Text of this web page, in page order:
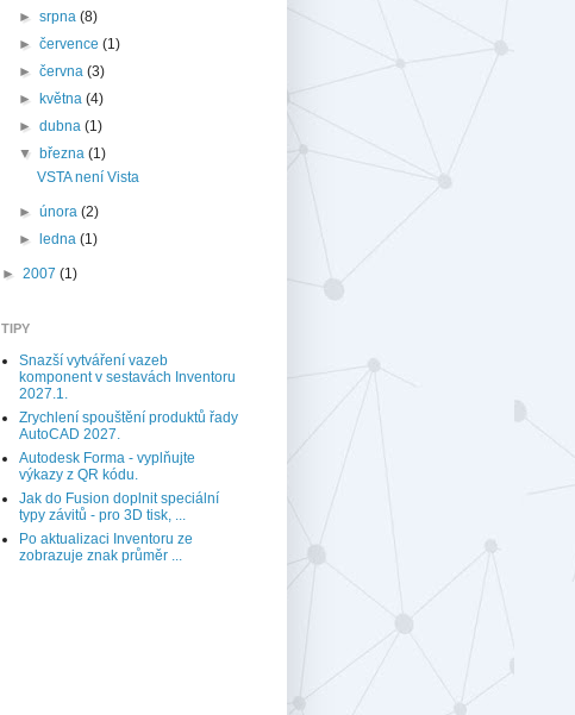
►srpna(8)
►července(1)
►června(3)
►
května(4)
►dubna(1)
▼ března(1)
VSTA není Vista
►února(2)
►
ledna(1)
► 2007 (1)
TIPY
Snazší vytváření vazeb
komponent v sestavách Inventoru
2027.1.
Zrychlení spouštění produktů řady
AutoCAD 2027.
Autodesk Forma - vyplňujte
výkazy z QR kódu.
Jak do Fusion doplnit speciální
typy závitů - pro 3D tisk, ...
Po aktualizaci Inventoru ze
zobrazuje znak průměr ...